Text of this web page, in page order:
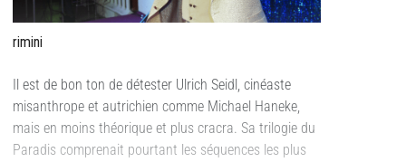
rimini
Il est de bon ton de détester Ulrich Seidl, cinéaste
misanthrope et autrichien comme Michael Haneke,
mais en moins théorique et plus cracra. Sa trilogie du
Paradis comprenait pourtant les séquences les plus